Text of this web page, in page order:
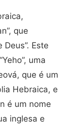
que
Deus”. Este
uma
que é um
Hebraica, e
é um nome
inglesa e